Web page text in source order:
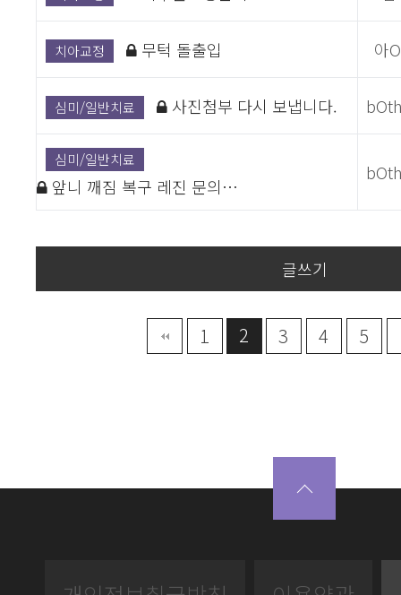
치아교정 무턱 돌출입 아
심미/일반치료 사진첨부 다시 보냅니다.
심미/일반치료
앞니 깨짐 복구 레진 문의…
글쓰기
1 2 3 4 5